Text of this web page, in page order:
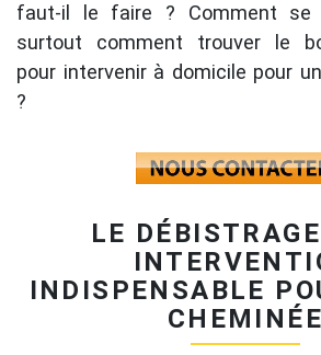
faut-il le faire ? Comment se
surtout comment trouver le
pour intervenir à domicile pour
?
LE
INDISPENSABLE
CHEMINÉE